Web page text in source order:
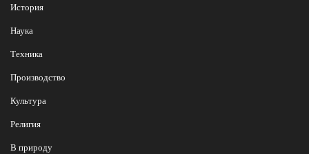
История
Наука
Техника
Производство
Культура
Религия
В природу